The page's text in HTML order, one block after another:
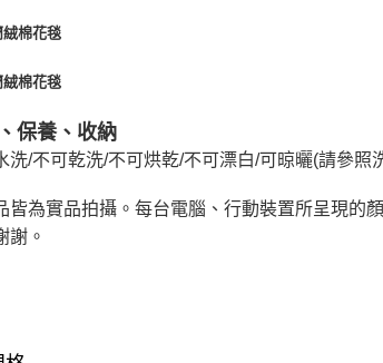
保養、收納
/不可乾洗/不可烘乾/不可漂白/可晾曬(請參照
為實品拍攝。每台電腦、行動裝置所呈現的
謝。